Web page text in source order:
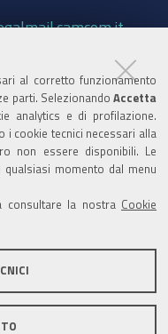
al corretto funzionamento
parti. Selezionando Accetta
analytics e di profilazione.
i cookie tecnici necessari alla
non essere disponibili. Le
momento dal menu
consultare la nostra Cookie